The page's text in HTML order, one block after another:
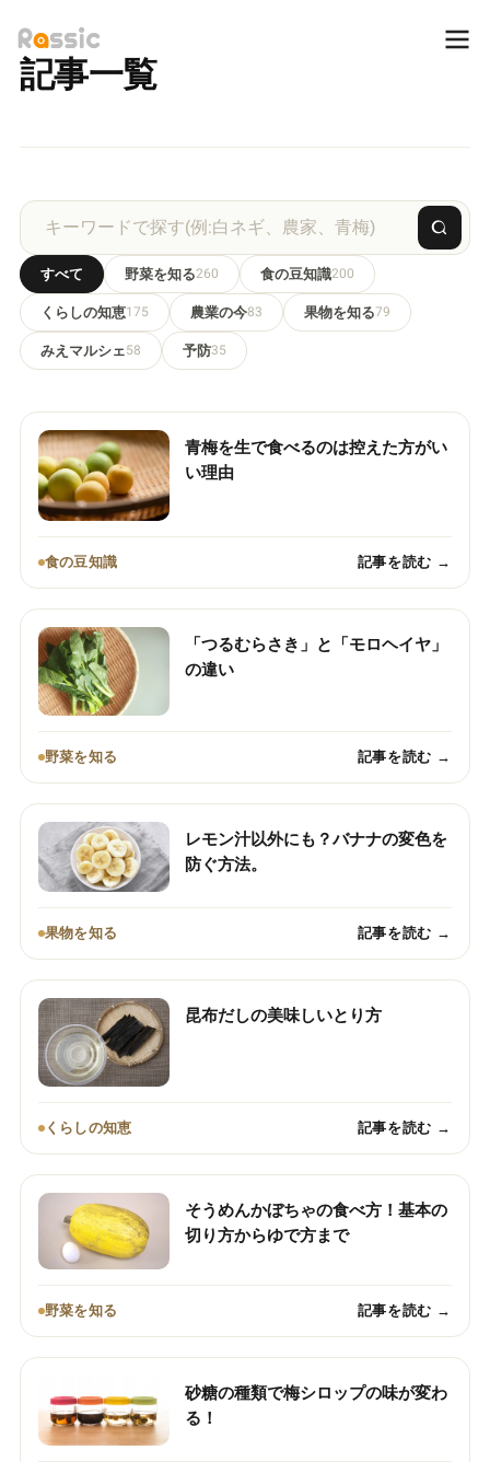
記事一覧
すべて 野菜を知る260 食の豆知識200
くらしの知恵175 農業の今83 果物を知る79
みえマルシェ58 予防35
青梅を生で食べるのは控えた方がい
い理由
食の豆知識 記事を読む →
「つるむらさき」と「モロヘイヤ」
の違い
野菜を知る 記事を読む →
レモン汁以外にも？バナナの変色を
防ぐ方法。
果物を知る 記事を読む →
昆布だしの美味しいとり方
くらしの知恵 記事を読む →
そうめんかぼちゃの食べ方！基本の
切り方からゆで方まで
野菜を知る 記事を読む →
砂糖の種類で梅シロップの味が変わ
る！